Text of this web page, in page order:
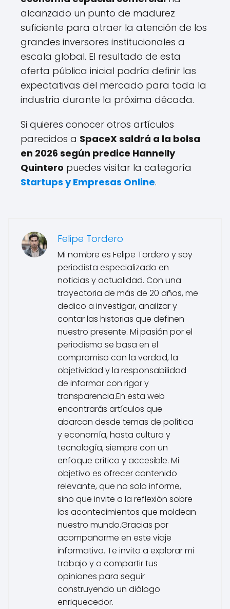
alcanzado un punto de madurez
suficiente para atraer la atención de los
grandes inversores institucionales a
escala global. El resultado de esta
oferta pública inicial podría definir las
expectativas del mercado para toda la
industria durante la próxima década.
Si quieres conocer otros artículos
parecidos a SpaceX saldrá a la bolsa
en 2026 según predice Hannelly
Quintero puedes visitar la categoría
Startups y Empresas Online.
Felipe Tordero
Mi nombre es Felipe Tordero y soy
periodista especializado en
noticias y actualidad. Con una
trayectoria de más de 20 años, me
dedico a investigar, analizar y
contar las historias que definen
nuestro presente. Mi pasión por el
periodismo se basa en el
compromiso con la verdad, la
objetividad y la responsabilidad
de informar con rigor y
transparencia.En esta web
encontrarás artículos que
abarcan desde temas de política
y economía, hasta cultura y
tecnología, siempre con un
enfoque crítico y accesible. Mi
objetivo es ofrecer contenido
relevante, que no solo informe,
sino que invite a la reflexión sobre
los acontecimientos que moldean
nuestro mundo.Gracias por
acompañarme en este viaje
informativo. Te invito a explorar mi
trabajo y a compartir tus
opiniones para seguir
construyendo un diálogo
enriquecedor.